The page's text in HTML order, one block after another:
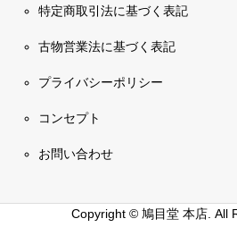
特定商取引法に基づく表記
古物営業法に基づく表記
プライバシーポリシー
コンセプト
お問い合わせ
Copyright ©鳩目堂 本店. All